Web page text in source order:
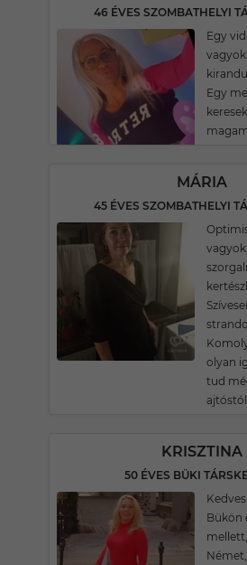
46 ÉVES SZOMBATHELYI
Egy
Egy
MÁRIA
45 ÉVES SZOMBATHELYI
olyan
tud
KRISZTINA
50 ÉVES BÜKI
Bükön